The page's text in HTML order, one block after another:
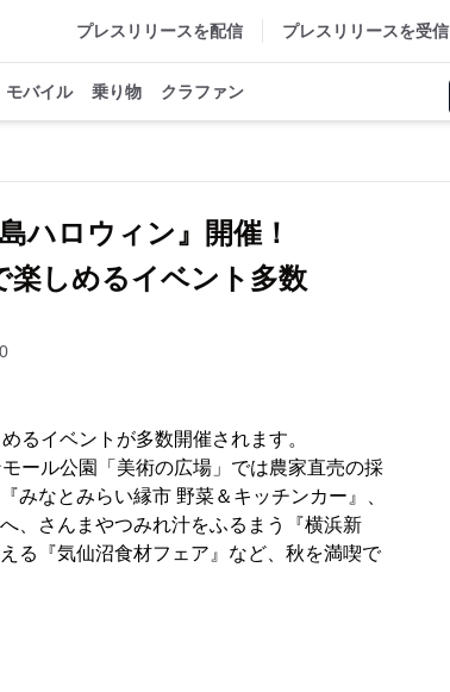
プレスリリースを配信 プレスリリースを受信
モバイル 乗り物 クラファン
ハロウィン』開催！
楽しめるイベント多数
るイベントが多数開催されます。
ール公園「美術の広場」では農家直売の採
みなとみらい縁市 野菜＆キッチンカー』、
、さんまやつみれ汁をふるまう『横浜新
る『気仙沼食材フェア』など、秋を満喫で